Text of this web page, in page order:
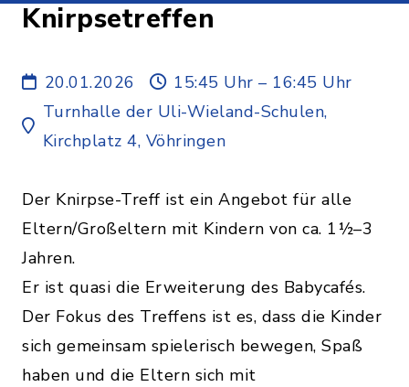
Knirpsetreffen
20.01.2026
15:45 Uhr – 16:45 Uhr
Turnhalle der Uli-Wieland-Schulen,
Kirchplatz 4, Vöhringen
Der Knirpse-Treff ist ein Angebot für alle
Eltern/Großeltern mit Kindern von ca. 1½–3
Jahren.
Er ist quasi die Erweiterung des Babycafés.
Der Fokus des Treffens ist es, dass die Kinder
sich gemeinsam spielerisch bewegen, Spaß
haben und die Eltern sich mit